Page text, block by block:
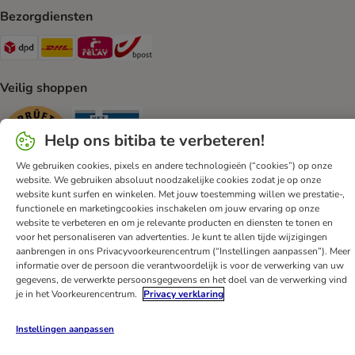
Bezorgdiensten
Dpd Shipping Method
DHL Shipping Method
Mondial Relay Shipping Method
Veilig shoppen
Security
Klantenservice Algemene voorwaarden DSA
Impressum
Herroepingsformulier
Privacyverklaring
Opt-out
Nieuwsbrief
Verzendkosten & levertijd
Betalingmethodes
Afval & Milieuvoorzieningen
Spaarprogramma
Help ons bitiba te verbeteren!
We gebruiken cookies, pixels en andere technologieën (“cookies”) op onze
website. We gebruiken absoluut noodzakelijke cookies zodat je op onze
website kunt surfen en winkelen. Met jouw toestemming willen we prestatie-,
functionele en marketingcookies inschakelen om jouw ervaring op onze
website te verbeteren en om je relevante producten en diensten te tonen en
voor het personaliseren van advertenties. Je kunt te allen tijde wijzigingen
aanbrengen in ons Privacyvoorkeurencentrum (“Instellingen aanpassen”). Meer
informatie over de persoon die verantwoordelijk is voor de verwerking van uw
gegevens, de verwerkte persoonsgegevens en het doel van de verwerking vind
je in het Voorkeurencentrum.
Privacy verklaring
Instellingen aanpassen